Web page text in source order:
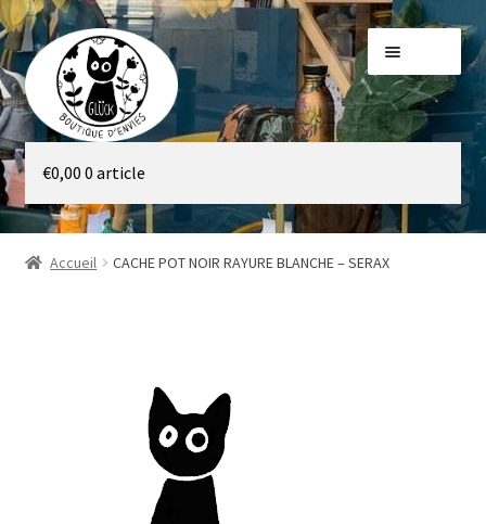
Aller
à
la
navigation
Aller
au
contenu
Galerie
Boutique
€0,00 0 article
Accueil CACHE POT NOIR RAYURE BLANCHE – SERAX